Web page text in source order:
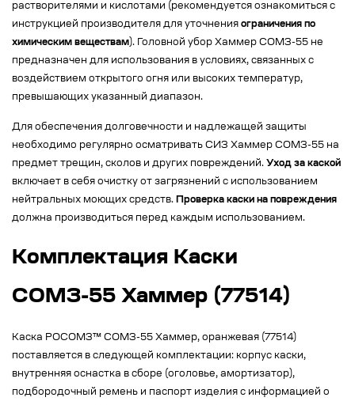
растворителями и кислотами (рекомендуется ознакомиться с
инструкцией производителя для уточнения ограничения по
химическим веществам). Головной убор Хаммер СОМЗ-55 не
предназначен для использования в условиях, связанных с
воздействием открытого огня или высоких температур,
превышающих указанный диапазон.
Для обеспечения долговечности и надлежащей защиты
необходимо регулярно осматривать СИЗ Хаммер СОМЗ-55 на
предмет трещин, сколов и других повреждений. Уход за каской
включает в себя очистку от загрязнений с использованием
нейтральных моющих средств. Проверка каски на повреждения
должна производиться перед каждым использованием.
Комплектация Каски
СОМЗ-55 Хаммер (77514)
Каска РОСОМЗ™ СОМЗ-55 Хаммер, оранжевая (77514)
поставляется в следующей комплектации: корпус каски,
внутренняя оснастка в сборе (оголовье, амортизатор),
подбородочный ремень и паспорт изделия с информацией о